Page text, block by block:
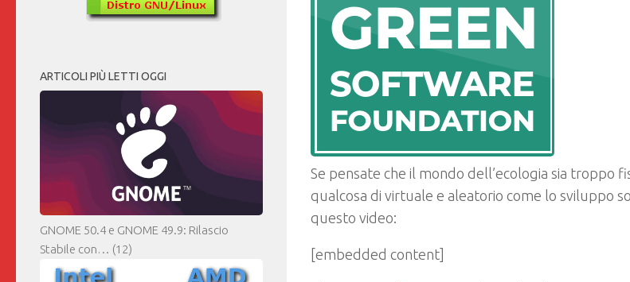
Se pensate che il mondo dell’ecologia sia troppo
qualcosa di virtuale e aleatorio come lo sviluppo
questo video:
[embedded content]
ARTICOLI PIÙ LETTI OGGI
GNOME 50.4 e GNOME 49.9: Rilascio
Stabile con… (12)